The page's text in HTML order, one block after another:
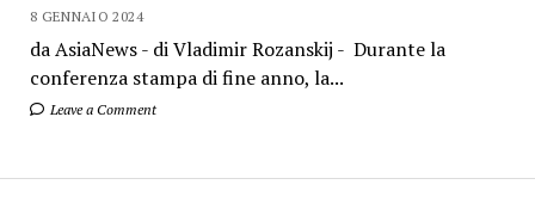
8 GENNAIO 2024
da AsiaNews - di Vladimir Rozanskij - Durante la
conferenza stampa di fine anno, la...
Leave a Comment